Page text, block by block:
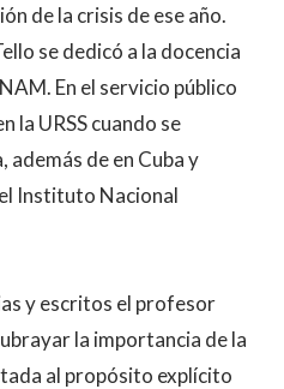
de la crisis de ese año.
se dedicó a la docencia
En el servicio público
la URSS cuando se
además de en Cuba y
Instituto Nacional
y escritos el profesor
la importancia de la
al propósito explícito